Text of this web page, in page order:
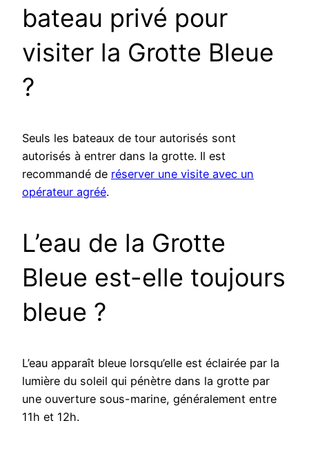
bateau privé pour
visiter la Grotte Bleue
?
Seuls les bateaux de tour autorisés sont
autorisés à entrer dans la grotte. Il est
recommandé de réserver une visite avec un
opérateur agréé.
L’eau de la Grotte
Bleue est-elle toujours
bleue ?
L’eau apparaît bleue lorsqu’elle est éclairée par la
lumière du soleil qui pénètre dans la grotte par
une ouverture sous-marine, généralement entre
11h et 12h.